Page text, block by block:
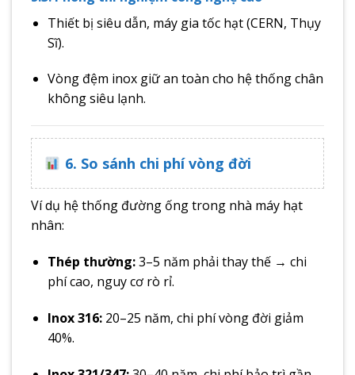
Thiết bị siêu dẫn, máy gia tốc hạt (CERN, Thụy
Sĩ).
Vòng đệm inox giữ an toàn cho hệ thống chân
không siêu lạnh.
6. So sánh chi phí vòng đời
Ví dụ hệ thống đường ống trong nhà máy hạt
nhân:
Thép thường:3–5 năm phải thay thế → chi
phí cao, nguy cơ rò rỉ.
Inox 316:20–25 năm, chi phí vòng đời giảm
40%.